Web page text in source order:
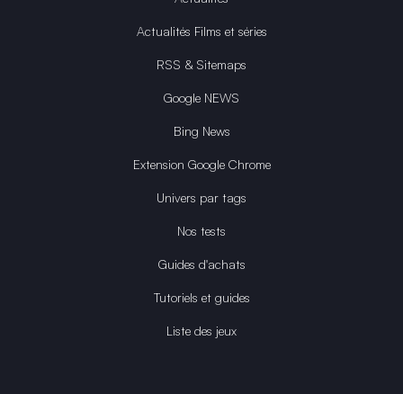
Actualités Films et séries
RSS & Sitemaps
Google NEWS
Bing News
Extension Google Chrome
Univers par tags
Nos tests
Guides d'achats
Tutoriels et guides
Liste des jeux